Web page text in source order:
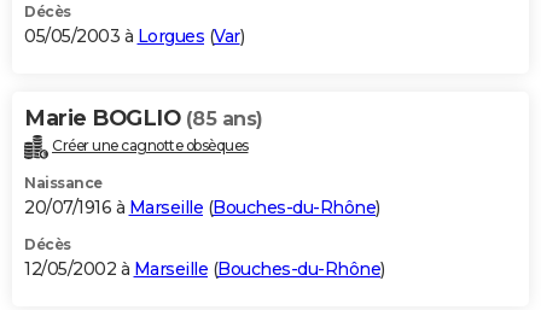
Décès
05/05/2003 à Lorgues (Var)
Marie BOGLIO (85 ans)
Créer une cagnotte obsèques
Naissance
20/07/1916 à Marseille (Bouches-du-Rhône)
Décès
12/05/2002 à Marseille (Bouches-du-Rhône)